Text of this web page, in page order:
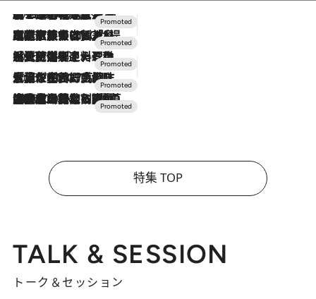
2026.8.7
【トンボの足水浴】ヒノキの香りに包まれて涼感マックス！約13℃の湧水かけ流しを避暑地「星野温泉 トンボの湯」で体験
2026.7.31
【ホテル帰省】という選択肢をOMOが提案。家族とほどよい距離を保つには「昼は実家、夜は気兼ねなくホテルで！」
2026.7.24
【夏限定ディナーコース】旬を迎える稚鮎や花ズッキーニなどをイタリア・トスカーナの郷土料理の手法で満喫！
2026.7.17
「土佐和ハーブかき氷」がOMO7高知に登場！生姜、山椒、大葉など目にも舌にも涼を呼ぶ郷土の味
2026.7.10
NEW OPEN！【界 草津】名湯の地に誕生。趣の異なる2種の温泉と上州ならではの会席・蕎麦割烹など美食を味わう究極の癒やし旅
特集 TOP
TALK & SESSION
トーク＆セッション